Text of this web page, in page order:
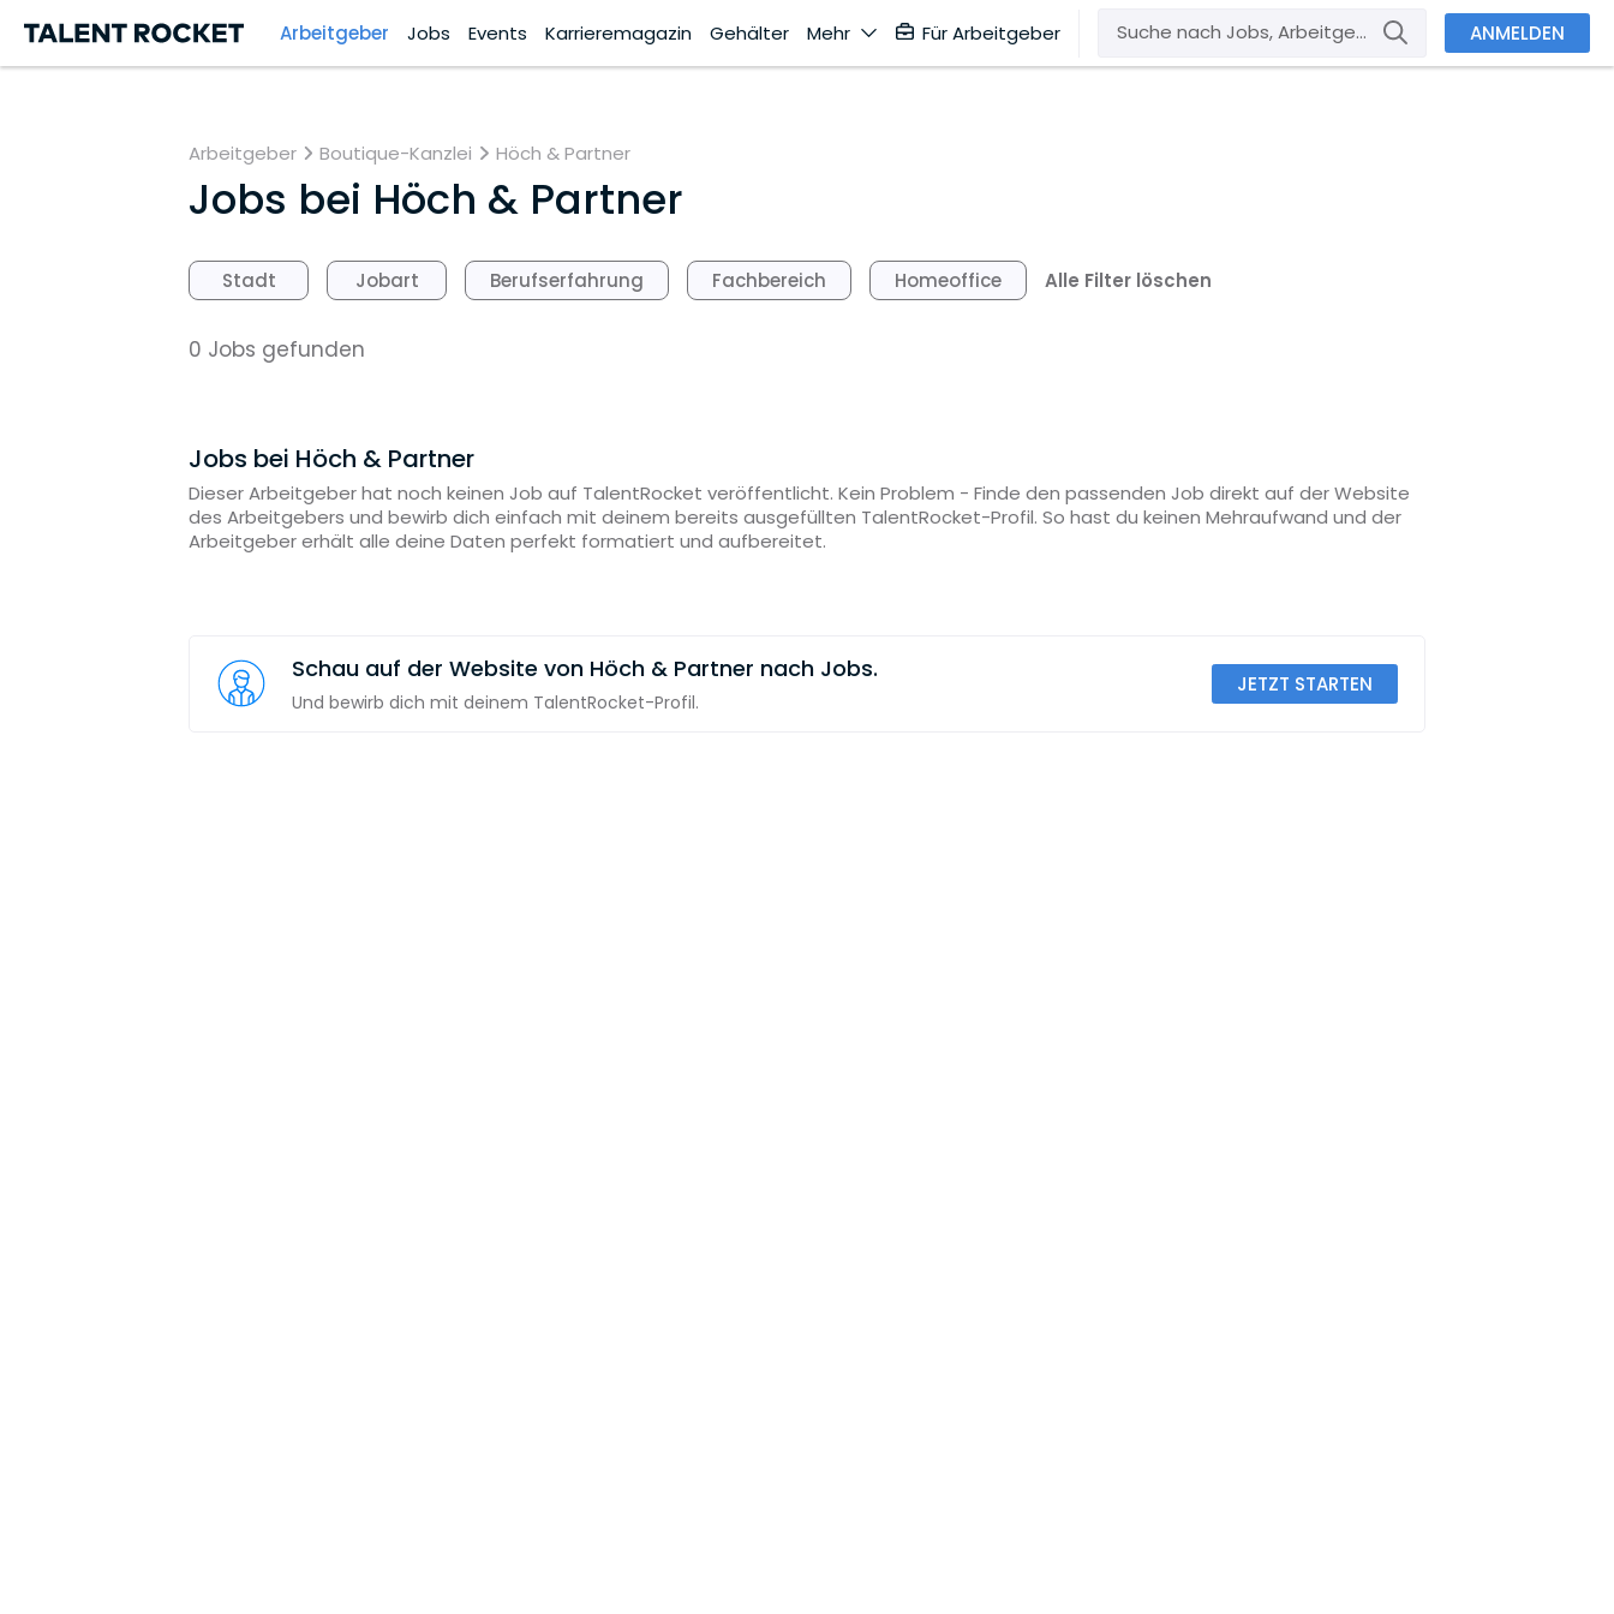
Arbeitgeber Jobs Events Karrieremagazin Gehälter Mehr Für Arbeitgeber ANMELDEN
Arbeitgeber Boutique-Kanzlei Höch & Partner
Jobs bei Höch & Partner
Stadt Jobart Berufserfahrung Fachbereich Homeoffice Alle Filter löschen
0 Jobs gefunden
Jobs bei Höch & Partner
Dieser Arbeitgeber hat noch keinen Job auf TalentRocket veröffentlicht. Kein Problem - Finde den passenden Job direkt auf der Website
des Arbeitgebers und bewirb dich einfach mit deinem bereits ausgefüllten TalentRocket-Profil. So hast du keinen Mehraufwand und der
Arbeitgeber erhält alle deine Daten perfekt formatiert und aufbereitet.
Schau auf der Website von Höch & Partner nach Jobs.
Und bewirb dich mit deinem TalentRocket-Profil.
JETZT STARTEN